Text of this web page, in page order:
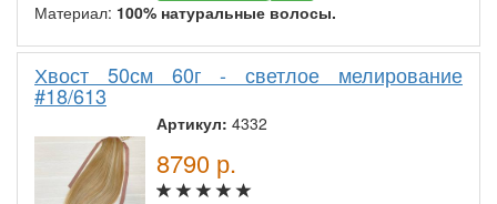
Материал: 100% натуральные волосы.
Хвост 50см 60г - светлое мелирование
#18/613
Артикул: 4332
8790 р.